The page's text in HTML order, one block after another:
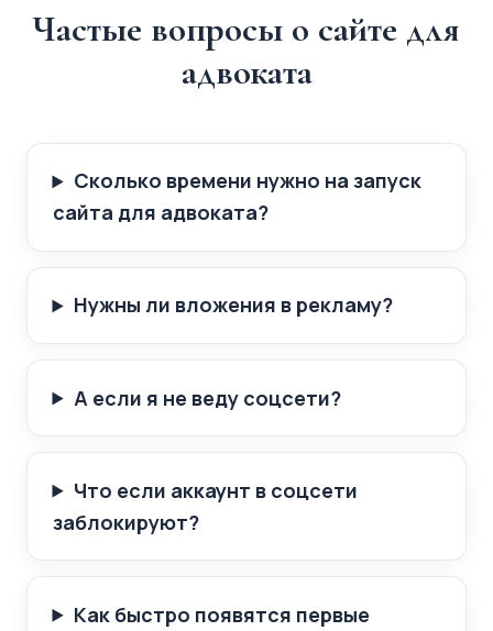
Частые вопросы о сайте для
адвоката
Сколько времени нужно на запуск
сайта для адвоката?
Нужны ли вложения в рекламу?
А если я не веду соцсети?
Что если аккаунт в соцсети
заблокируют?
Как быстро появятся первые